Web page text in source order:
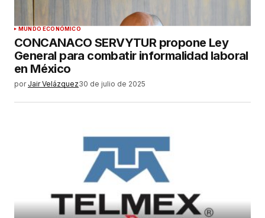
MUNDO ECONÓMICO
CONCANACO SERVYTUR propone Ley
General para combatir informalidad laboral
en México
por Jair Velázquez30 de julio de 2025